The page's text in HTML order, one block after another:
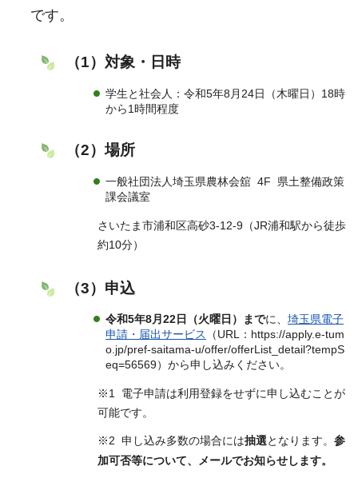
です。
（1）対象・日時
学生と社会人：令和5年8月24日（木曜日）18時
から1時間程度
（2）場所
一般社団法人埼玉県農林会舘 4F 県土整備政策
課会議室
さいたま市浦和区高砂3-12-9（JR浦和駅から徒歩
約10分）
（3）申込
令和5年8月22日（火曜日）までに、 埼玉県電子
申請・届出サービス
（URL：https://apply.e-tum
o.jp/pref-saitama-u/offer/offerList_detail?tempS
eq=56569）から申し込みください。
※1 電子申請は利用登録をせずに申し込むことが
可能です。
※2 申し込み多数の場合には抽選となります。 参
加可否等について、メールでお知らせします。